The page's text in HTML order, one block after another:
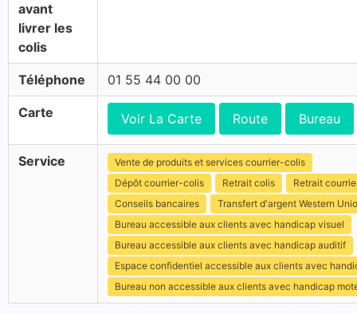
avant
livrer les
colis
Téléphone 01 55 44 00 00
Carte Voir La Carte Route Bureau
Service
Vente de produits et services courrier-colis
Dépôt courrier-colis
Retrait colis
Retrait
Conseils bancaires
Transfert d'argent Western
Bureau accessible aux clients avec handicap visuel
Bureau accessible aux clients avec handicap auditif
Espace confidentiel accessible aux clients avec
Bureau non accessible aux clients avec handicap